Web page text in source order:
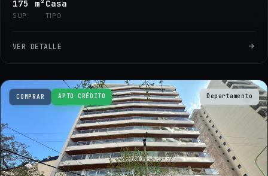
175 m²
SUP.
Casa
TIPO
VER DETALLE
COMPRAR APTO CRÉDITO Departamento